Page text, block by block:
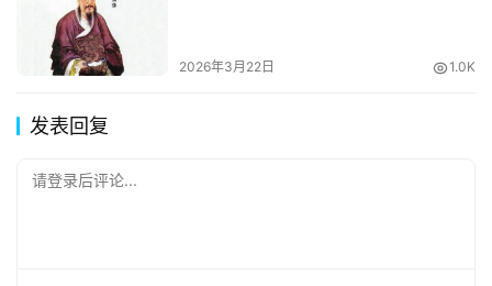
2026年3月22日 1.0K
发表回复
请登录后评论...